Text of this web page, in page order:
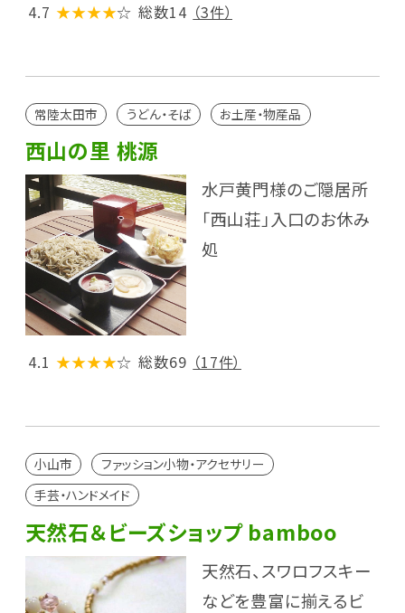
4.7 ★★★★☆ 総数14 （3件）
常陸太田市 うどん・そば お土産・物産品
西山の里 桃源
水戸黄門様のご隠居所
「西山荘」入口のお休み
処
4.1 ★★★★☆ 総数69 （17件）
小山市
ファッション小物・アクセサリー
手芸・ハンドメイド
天然石＆ビーズショップ bamboo
天然石、スワロフスキー
などを豊富に揃えるビ